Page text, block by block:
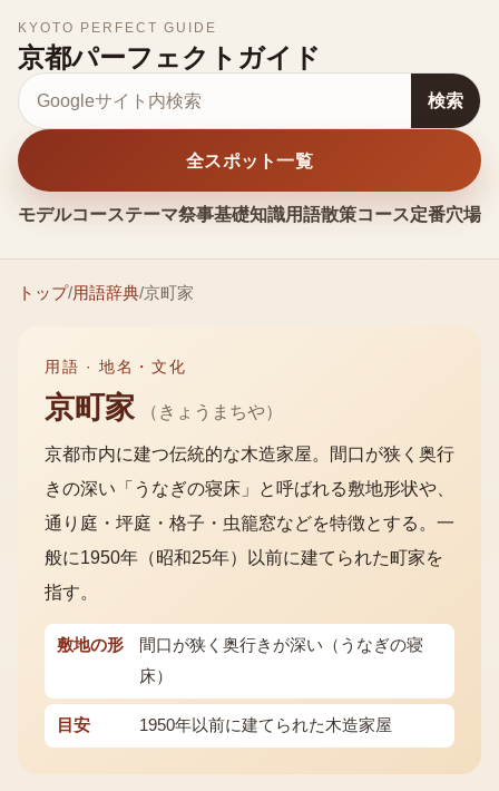
KYOTO PERFECT GUIDE
京都パーフェクトガイド
モデルコーステーマ祭事基礎知識用語散策コース定番穴場
サイト内検索
検索
全スポット一覧
トップ/用語辞典/京町家
用語 ·地名・文化
京町家 （ きょうまちや）
京都市内に建つ伝統的な木造家屋。間口が狭く奥行
きの深い「うなぎの寝床」と呼ばれる敷地形状や、
通り庭・坪庭・格子・虫籠窓などを特徴とする。一
般に1950年（昭和25年）以前に建てられた町家を
指す。
敷地の形
間口が狭く奥行きが深い（うなぎの寝
床）
目安 1950年以前に建てられた木造家屋